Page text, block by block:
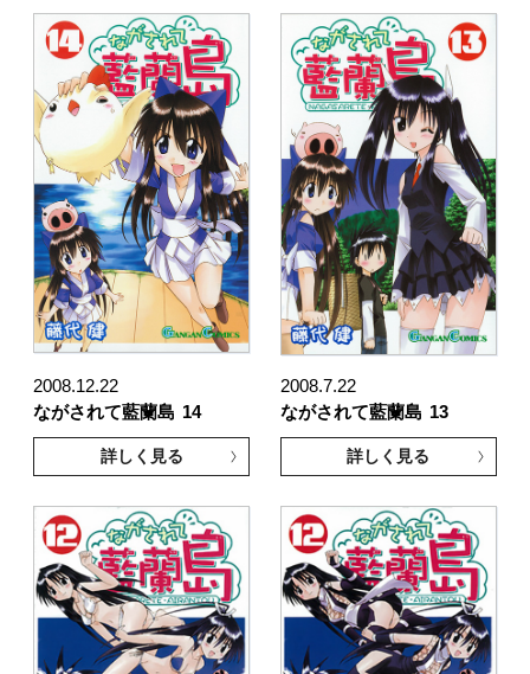
2008.12.22
ながされて藍蘭島 14
詳しく見る
2008.7.22
ながされて藍蘭島 13
詳しく見る